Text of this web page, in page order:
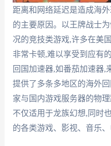
距离和网络延迟是造成海
的主要原因。以王牌战士
况的竞技类游戏,许多在美
非常卡顿,难以享受到应有
回国加速器,如番茄加速器,
提供了多条多地区的海外
家与国内游戏服务器的物
不仅适用于龙族幻想,同时
的各类游戏、影视、音乐、